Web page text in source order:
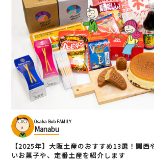
Osaka Bob FAMILY
Manabu
【2025年】大阪土産のおすすめ13選！関西
いお菓子や、定番土産を紹介します